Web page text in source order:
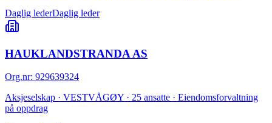
Daglig lederDaglig leder
HAUKLANDSTRANDA AS
Org.nr: 929639324
Aksjeselskap · VESTVÅGØY · 25 ansatte · Eiendomsforvaltning
på oppdrag